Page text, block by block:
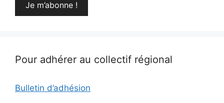
Pour adhérer au collectif régional
Bulletin d’adhésion